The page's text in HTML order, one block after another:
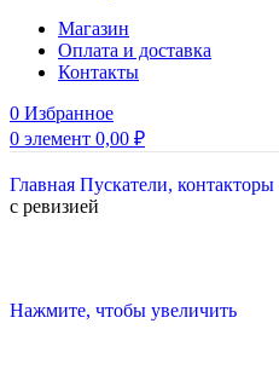
Магазин
Оплата и доставка
Контакты
0 Избранное
0 элемент 0,00 ₽
Главная Пускатели, контакторы
с ревизией
Нажмите, чтобы увеличить